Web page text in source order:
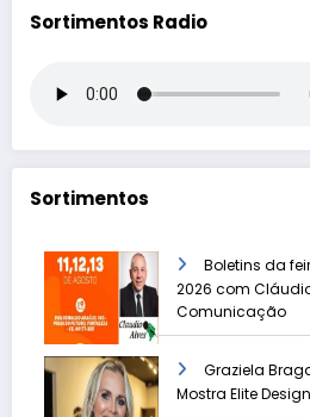
Sortimentos Radio
Sortimentos
Boletins da
2026 com
Comunicação
Graziela
Mostra Elite Design